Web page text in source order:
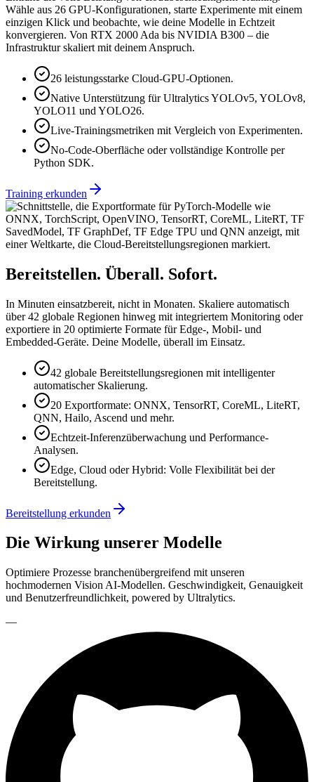
Wähle aus 26 GPU-Konfigurationen, starte Experimente mit einem
einzigen Klick und beobachte, wie deine Modelle in Echtzeit
konvergieren. Von RTX 2000 Ada bis NVIDIA B300 – die
Infrastruktur skaliert mit deinem Anspruch.
26 leistungsstarke Cloud-GPU-Optionen.
Native Unterstützung für Ultralytics YOLOv5, YOLOv8,
YOLO11 und YOLO26.
Live-Trainingsmetriken mit Vergleich von Experimenten.
No-Code-Oberfläche oder vollständige Kontrolle per
Python SDK.
Training erkunden
Bereitstellen. Überall. Sofort.
In Minuten einsatzbereit, nicht in Monaten. Skaliere automatisch
über 42 globale Regionen hinweg mit integriertem Monitoring oder
exportiere in 20 optimierte Formate für Edge-, Mobil- und
Embedded-Geräte. Deine Modelle, überall im Einsatz.
42 globale Bereitstellungsregionen mit intelligenter
automatischer Skalierung.
20 Exportformate: ONNX, TensorRT, CoreML, LiteRT,
QNN, Hailo, Ascend und mehr.
Echtzeit-Inferenzüberwachung und Performance-
Analysen.
Edge, Cloud oder Hybrid: Volle Flexibilität bei der
Bereitstellung.
Bereitstellung erkunden
Die Wirkung unserer Modelle
Optimiere Prozesse branchenübergreifend mit unseren
hochmodernen Vision AI-Modellen. Geschwindigkeit, Genauigkeit
und Benutzerfreundlichkeit, powered by Ultralytics.
—